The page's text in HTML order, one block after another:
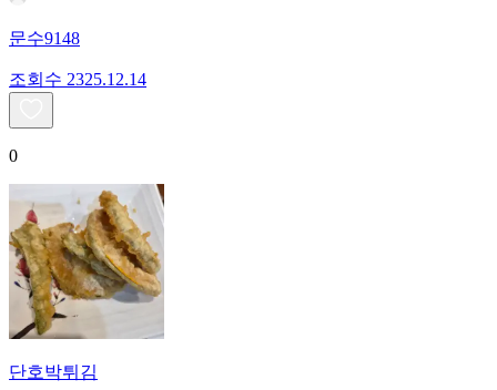
문수9148
조회수 2325.12.14
0
단호박튀김